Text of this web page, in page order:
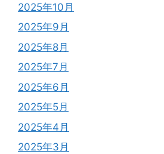
2025年10月
2025年9月
2025年8月
2025年7月
2025年6月
2025年5月
2025年4月
2025年3月